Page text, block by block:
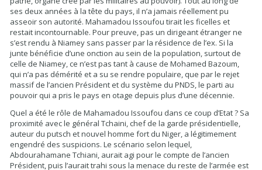
ses deux années à la tête du pays, il n’a jamais réellement pu
asseoir son autorité. Mahamadou Issoufou tirait les ficelles et
restait incontournable. Pour preuve, pas un dirigeant étranger ne
s’est rendu à Niamey sans passer par la résidence de l’ex. Si la
junte bénéficie d’une onction au sein de la population, surtout de
celle de Niamey, ce n’est pas tant à cause de Mohamed Bazoum,
qui n’a pas démérité et a su se rendre populaire, que par le rejet
massif de l’ancien Président et du système du PNDS, le parti au
pouvoir qui a pris le pays en otage depuis plus d’une décennie.
Quel a été le rôle de Mahamadou Issoufou dans ce coup d’Etat ? Sa
proximité avec le général Tchaini, chef de la garde présidentielle,
auteur du putsch et nouvel homme fort du Niger, a légitimement
engendré des suspicions. Le scénario selon lequel,
Abdourahamane Tchiani, aurait agi pour le compte de l’ancien
Président, puis l’aurait trahi sous la menace du reste de l’armée est